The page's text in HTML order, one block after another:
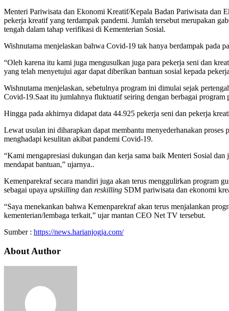
Menteri Pariwisata dan Ekonomi Kreatif/Kepala Badan Pariwisata dan
pekerja kreatif yang terdampak pandemi. Jumlah tersebut merupakan
tengah dalam tahap verifikasi di Kementerian Sosial.
Wishnutama menjelaskan bahwa Covid-19 tak hanya berdampak pada
“Oleh karena itu kami juga mengusulkan juga para pekerja seni dan
yang telah menyetujui agar dapat diberikan bantuan sosial kepada
Wishnutama menjelaskan, sebetulnya program ini dimulai sejak
Covid-19.Saat itu jumlahnya fluktuatif seiring dengan berbagai
Hingga pada akhirnya didapat data 44.925 pekerja seni dan pekerja
Lewat usulan ini diharapkan dapat membantu menyederhanakan
menghadapi kesulitan akibat pandemi Covid-19.
“Kami mengapresiasi dukungan dan kerja sama baik Menteri Sosial
mendapat bantuan,” ujarnya..
Kemenparekraf secara mandiri juga akan terus menggulirkan program
sebagai upaya upskilling dan reskilling SDM pariwisata dan ekonomi
“Saya menekankan bahwa Kemenparekraf akan terus menjalankan
kementerian/lembaga terkait,” ujar mantan CEO Net TV tersebut.
Sumber : https://news.harianjogja.com/
About Author